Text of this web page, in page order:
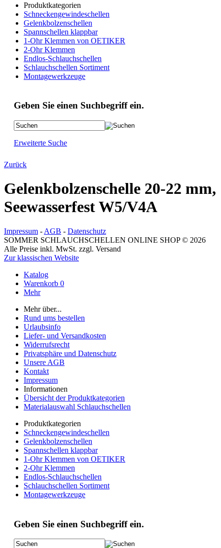
Produktkategorien
Schneckengewindeschellen
Gelenkbolzenschellen
Spannschellen klappbar
1-Ohr Klemmen von OETIKER
2-Ohr Klemmen
Endlos-Schlauchschellen
Schlauchschellen Sortiment
Montagewerkzeuge
Geben Sie einen Suchbegriff ein.
Erweiterte Suche
Zurück
Gelenkbolzenschelle 20-22 mm,
Seewasserfest W5/V4A
Impressum - AGB - Datenschutz
SOMMER SCHLAUCHSCHELLEN ONLINE SHOP © 2026
Alle Preise inkl. MwSt. zzgl. Versand
Zur klassischen Website
Katalog
Warenkorb 0
Mehr
Mehr über...
Rund ums bestellen
Urlaubsinfo
Liefer- und Versandkosten
Widerrufsrecht
Privatsphäre und Datenschutz
Unsere AGB
Kontakt
Impressum
Informationen
Übersicht der Produktkategorien
Materialauswahl Schlauchschellen
Produktkategorien
Schneckengewindeschellen
Gelenkbolzenschellen
Spannschellen klappbar
1-Ohr Klemmen von OETIKER
2-Ohr Klemmen
Endlos-Schlauchschellen
Schlauchschellen Sortiment
Montagewerkzeuge
Geben Sie einen Suchbegriff ein.